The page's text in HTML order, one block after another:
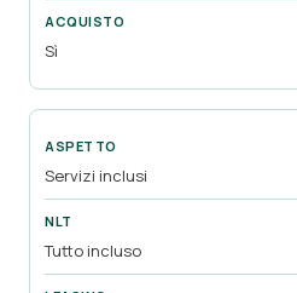
Sì
Servizi inclusi
Tutto incluso